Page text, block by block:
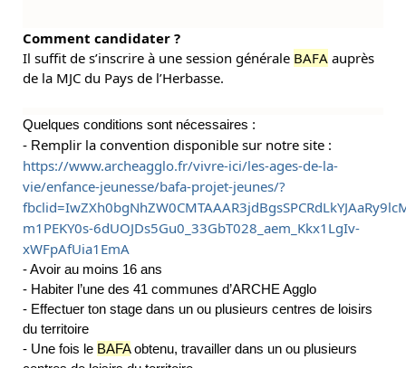
Comment candidater ?
Il suffit de s’inscrire à une session générale BAFA auprès
de la MJC du Pays de l’Herbasse.
Quelques conditions sont nécessaires :
- Remplir la convention disponible sur notre site :
https://www.archeagglo.fr/vivre-ici/les-ages-de-la-
vie/enfance-jeunesse/bafa-projet-jeunes/?
m1PEKY0s-6dUOJDs5Gu0_33GbT028_aem_Kkx1LgIv-
xWFpAfUia1EmA
- Avoir au moins 16 ans
- Habiter l’une des 41 communes d’ARCHE Agglo
- Effectuer ton stage dans un ou plusieurs centres de loisirs
du territoire
- Une fois le BAFAobtenu, travailler dans un ou plusieurs